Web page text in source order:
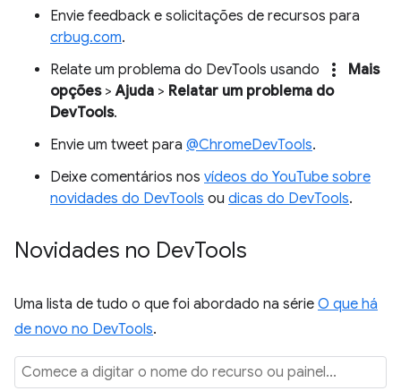
Envie feedback e solicitações de recursos para
crbug.com.
Relate um problema do DevTools usando
more_vert
Mais
opções>Ajuda > Relatar um problema do
DevTools.
Envie um tweet para @ChromeDevTools.
Deixe comentários nos vídeos do YouTube sobre
novidades do DevTools ou dicas do DevTools.
Novidades no DevTools
Uma lista de tudo o que foi abordado na série O que há
de novo no DevTools.